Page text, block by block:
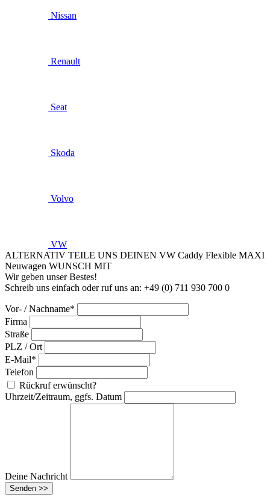
Nissan
Renault
Seat
Skoda
Volvo
VW
ALTERNATIV TEILE UNS DEINEN VW Caddy Flexible MAXI
Neuwagen WUNSCH MIT
Wir geben unser Bestes!
Schreib uns einfach oder ruf uns an: +49 (0) 711 930 700 0
Vor- / Nachname*
Firma
Straße
PLZ / Ort
E-Mail*
Telefon
Rückruf erwünscht?
Uhrzeit/Zeitraum, ggfs. Datum
Deine Nachricht
Senden >>